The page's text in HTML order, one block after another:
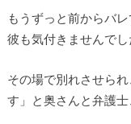
もうずっと前からバ
彼も気付きませんでし
その場で別れさせら
す」と奥さんと弁護士